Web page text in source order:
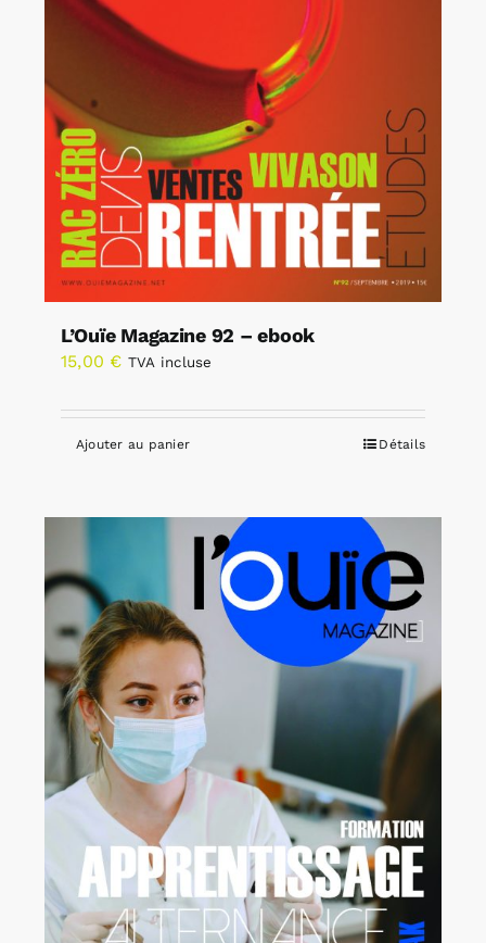
L’Ouïe Magazine 92 – ebook
15,00 € TVA incluse
Ajouter au panier Détails